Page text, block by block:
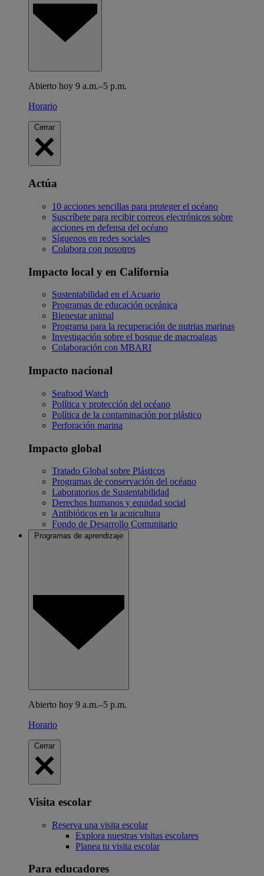
Abierto hoy 9 a.m.–5 p.m.
Horario
Cerrar
Actúa
10 acciones sencillas para proteger el océano
Suscríbete para recibir correos electrónicos sobre
acciones en defensa del océano
Síguenos en redes sociales
Colabora con nosotros
Impacto local y en California
Sustentabilidad en el Acuario
Programas de educación oceánica
Bienestar animal
Programa para la recuperación de nutrias marinas
Investigación sobre el bosque de macroalgas
Colaboración con MBARI
Impacto nacional
Seafood Watch
Política y protección del océano
Política de la contaminación por plástico
Perforación marina
Impacto global
Tratado Global sobre Plásticos
Programas de conservación del océano
Laboratorios de Sustentabilidad
Derechos humanos y equidad social
Antibióticos en la acuicultura
Fondo de Desarrollo Comunitario
Programas de aprendizaje
Abierto hoy 9 a.m.–5 p.m.
Horario
Cerrar
Visita escolar
Reserva una visita escolar
Explora nuestras visitas escolares
Planea tu visita escolar
Para educadores